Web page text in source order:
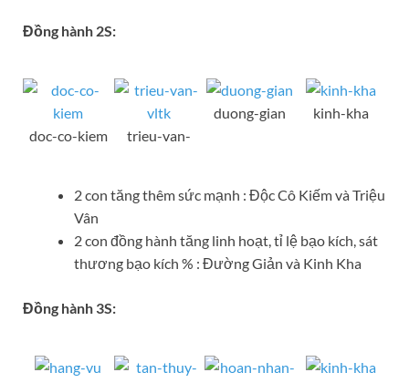
Đồng hành 2S:
doc-co-kiem trieu-van-
duong-gian kinh-kha
2 con tăng thêm sức mạnh : Độc Cô Kiếm và Triệu
Vân
2 con đồng hành tăng linh hoạt, tỉ lệ bạo kích, sát
thương bạo kích % : Đường Giản và Kinh Kha
Đồng hành 3S: